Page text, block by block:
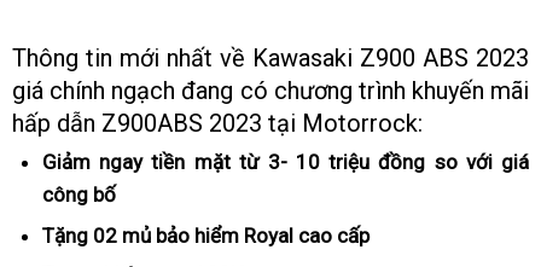
Thông tin mới nhất về Kawasaki Z900 ABS 2023
giá chính ngạch đang có chương trình khuyến mãi
hấp dẫn Z900ABS 2023 tại Motorrock:
Giảm ngay tiền mặt từ 3- 10 triệu đồng so với giá
công bố
dẫn
Tặng 02 mủ bảo hiểm Royal trãi
cao cấp